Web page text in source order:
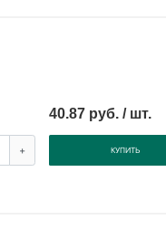
40.87 руб. / шт.
+ КУПИТЬ